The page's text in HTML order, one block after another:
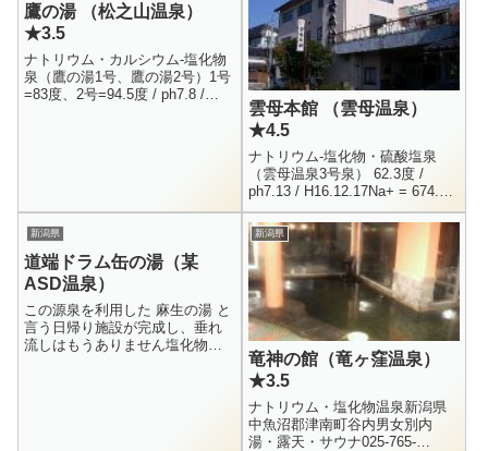
鷹の湯 （松之山温泉）
★3.5
ナトリウム・カルシウム-塩化物
泉（鷹の湯1号、鷹の湯2号）1号
=83度、2号=94.5度 / ph7.8 /
雲母本館 （雲母温泉）
★4.5
ナトリウム-塩化物・硫酸塩泉
（雲母温泉3号泉） 62.3度 /
ph7.13 / H16.12.17Na+ = 674.2 /
K+ = 69.3 / Mg++ = 2.3 / C...
新潟県
道端ドラム缶の湯（某
ASD温泉）
この源泉を利用した 麻生の湯 と
言う日帰り施設が完成し、垂れ
流しはもうありません塩化物
新潟県
竜神の館（竜ヶ窪温泉）
★3.5
ナトリウム・塩化物温泉新潟県
中魚沼郡津南町谷内男女別内
湯・露天・サウナ025-765-